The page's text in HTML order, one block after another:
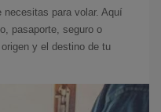
necesitas para volar. Aquí
pasaporte, seguro o
y el destino de tu